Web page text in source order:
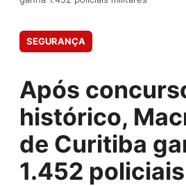
SEGURANÇA
Após
histórico,
de Curitiba
1.452